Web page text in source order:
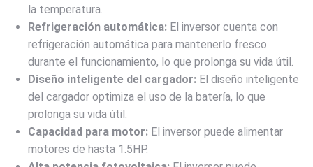
la temperatura.
Refrigeración automática: El inversor cuenta con
refrigeración automática para mantenerlo fresco
durante el funcionamiento, lo que prolonga su vida útil.
Diseño inteligente del cargador: El diseño inteligente
del cargador optimiza el uso de la batería, lo que
prolonga su vida útil.
Capacidad para motor: El inversor puede alimentar
motores de hasta 1.5HP.